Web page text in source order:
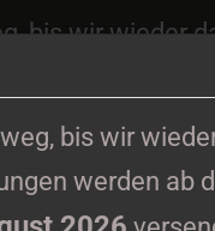
bis wir
werden ab
bis wir wieder
werden ab dem
2026
versendet.